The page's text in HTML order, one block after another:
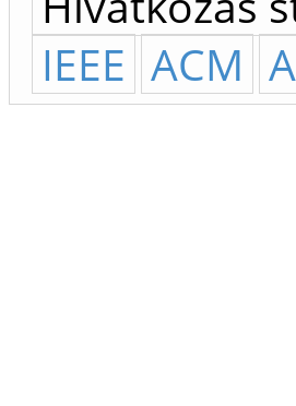
IEEE ACM